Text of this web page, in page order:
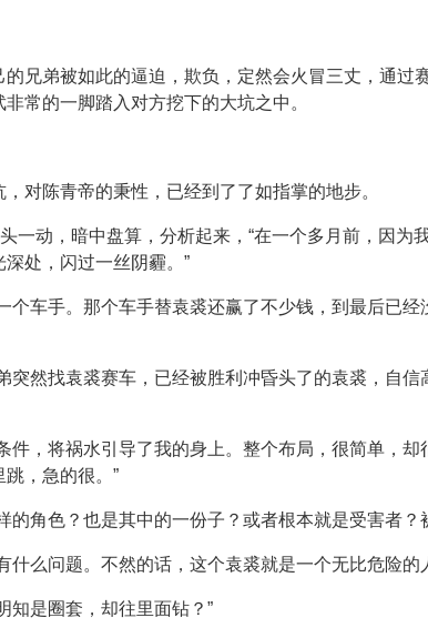
兄弟被如此的逼迫，欺负，定然会火冒三丈，通
常的一脚踏入对方挖下的大坑之中。
对陈青帝的秉性，已经到了了如指掌的地步。
一动，暗中盘算，分析起来，“在一个多月前，因
处，闪过一丝阴霾。”
车手。那个车手替袁裘还赢了不少钱，到最后已
突然找袁裘赛车，已经被胜利冲昏头了的袁裘，自
件，将祸水引导了我的身上。整个布局，很简单，
，急的很。”
角色？也是其中的一份子？或者根本就是受害者？
么问题。不然的话，这个袁裘就是一个无比危险的
知是圈套，却往里面钻？”